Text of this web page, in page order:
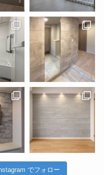
でフォロー